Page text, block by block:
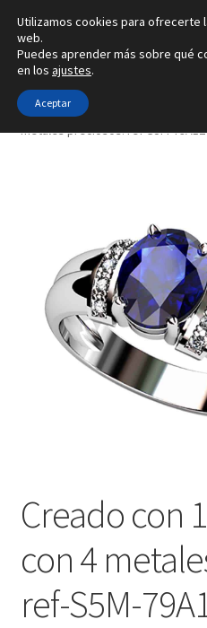
Ir
a
la
navegación
Ir
al
contenido
Inicio
Alianzas
Pendientes
Colgantes
Sobre nosotros
Inicio Tipo de joya
metales preciosos. ref-S5M-79A12
Creado con
con 4
ref-S5M-
Utilizamos cookies para ofrecerte
web.
Puedes aprender más sobre qué
en los ajustes.
Aceptar